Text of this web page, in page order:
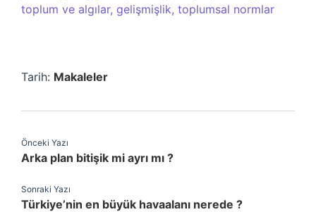
toplum ve algılar, gelişmişlik, toplumsal normlar
Tarih: Makaleler
Önceki Yazı
Arka plan bitişik mi ayrı mı ?
Sonraki Yazı
Türkiye’nin en büyük havaalanı nerede ?